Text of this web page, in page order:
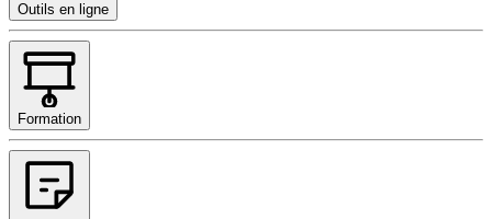
Outils en ligne
Formation